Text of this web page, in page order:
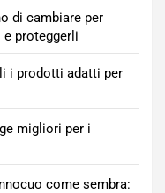
di cambiare per
proteggerli
i prodotti adatti per
migliori per i
come sembra: